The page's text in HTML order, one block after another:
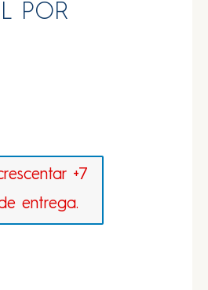
POR
+7
entrega.